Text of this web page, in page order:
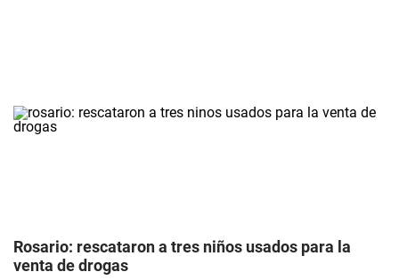
Rosario: rescataron a tres niños usados para la
venta de drogas